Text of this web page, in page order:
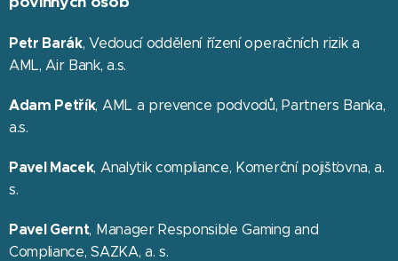
Petr Barák, Vedoucí oddělení řízení operačních rizik a
AML, Air Bank, a.s.
Adam Petřík, AML a prevence podvodů, Partners Banka,
a.s.
Pavel Macek, Analytik compliance, Komerční pojišťovna, a.
s.
Pavel Gernt, Manager Responsible Gaming and
Compliance, SAZKA, a. s.